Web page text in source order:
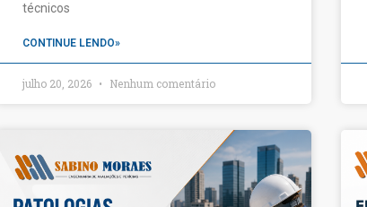
técnicos
CONTINUE LENDO»
julho 20, 2026 Nenhum comentário